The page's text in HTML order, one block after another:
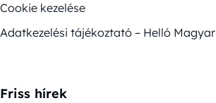
Cookie kezelése
Adatkezelési tájékoztató – Helló Magyar
Friss hírek